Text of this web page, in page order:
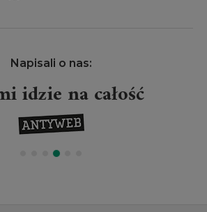
Napisali o nas:
idzie na całość